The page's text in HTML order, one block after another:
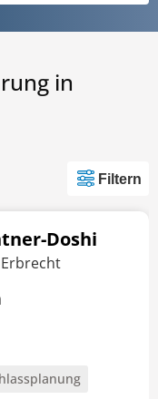
in
Filtern
Doshi